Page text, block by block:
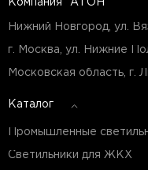
Компания “АТОН”
Нижний Новгород, ул.
г. Москва, ул. Нижние
Каталог
Промышленные
Светильники для ЖКХ